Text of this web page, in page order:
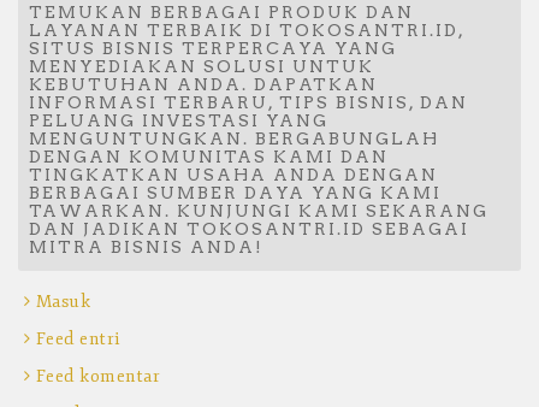
TEMUKAN BERBAGAI PRODUK DAN
LAYANAN TERBAIK DI TOKOSANTRI.ID,
SITUS BISNIS TERPERCAYA YANG
MENYEDIAKAN SOLUSI UNTUK
KEBUTUHAN ANDA. DAPATKAN
INFORMASI TERBARU, TIPS BISNIS, DAN
PELUANG INVESTASI YANG
MENGUNTUNGKAN. BERGABUNGLAH
DENGAN KOMUNITAS KAMI DAN
TINGKATKAN USAHA ANDA DENGAN
BERBAGAI SUMBER DAYA YANG KAMI
TAWARKAN. KUNJUNGI KAMI SEKARANG
DAN JADIKAN TOKOSANTRI.ID SEBAGAI
MITRA BISNIS ANDA!
Masuk
Feed entri
Feed komentar